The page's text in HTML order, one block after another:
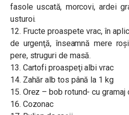
fasole uscată, morcovi, ardei
usturoi.
12. Fructe proaspete vrac, în
de urgenţă, înseamnă mere
pere, struguri de masă.
13. Cartofi proaspeţi albi vrac
14. Zahăr alb tos până la 1 kg
15. Orez – bob rotund- cu
16. Cozonac